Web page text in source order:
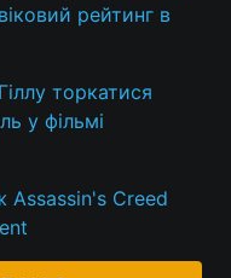
рейтинг в
торкатися
у фільмі
Assassin's Creed